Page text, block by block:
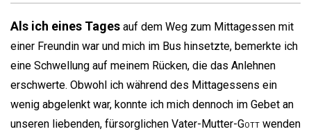
Als ich eines Tages auf dem Weg zum Mittagessen mit
einer Freundin war und mich im Bus hinsetzte, bemerkte ich
eine Schwellung auf meinem Rücken, die das Anlehnen
erschwerte. Obwohl ich während des Mittagessens ein
wenig abgelenkt war, konnte ich mich dennoch im Gebet an
unseren liebenden, fürsorglichen Vater-Mutter-Gott wenden